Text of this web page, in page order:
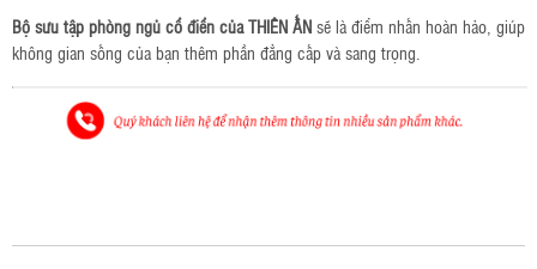
Bộ sưu tập phòng ngủ cổ điển của THIÊN ẤN sẽ là điểm nhấn hoàn hảo, giúp
không gian sống của bạn thêm phần đẳng cấp và sang trọng.